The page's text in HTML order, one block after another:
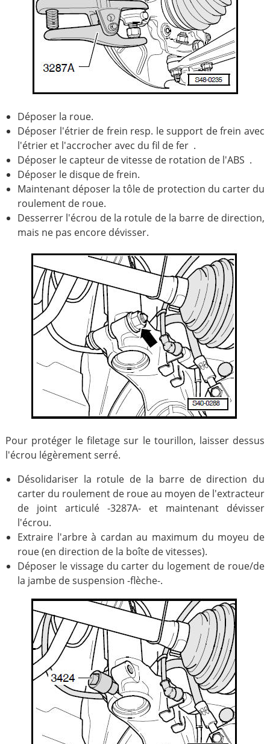
Déposer la roue.
Déposer l'étrier de frein resp. le support de frein avec
l'étrier et l'accrocher avec du fil de fer .
Déposer le capteur de vitesse de rotation de l'ABS .
Déposer le disque de frein.
Maintenant déposer la tôle de protection du carter du
roulement de roue.
Desserrer l'écrou de la rotule de la barre de direction,
mais ne pas encore dévisser.
Pour protéger le filetage sur le tourillon, laisser dessus
l'écrou légèrement serré.
Désolidariser la rotule de la barre de direction du
carter du roulement de roue au moyen de l'extracteur
de joint articulé -3287A- et maintenant dévisser
l'écrou.
Extraire l'arbre à cardan au maximum du moyeu de
roue (en direction de la boîte de vitesses).
Déposer le vissage du carter du logement de roue/de
la jambe de suspension -flèche-.